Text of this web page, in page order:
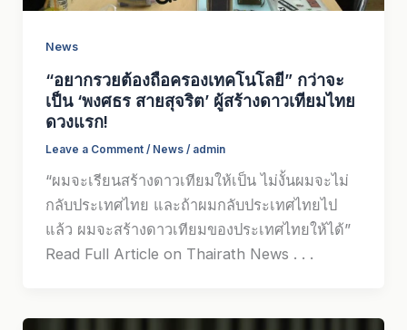
News
“อยากรวยต้องถือครองเทคโนโลยี” กว่าจะ
เป็น ‘พงศธร สายสุจริต’ ผู้สร้างดาวเทียมไทย
ดวงแรก!
Leave a Comment / News/ admin
“ผมจะเรียนสร้างดาวเทียมให้เป็น ไม่งั้นผมจะไม่
กลับประเทศไทย และถ้าผมกลับประเทศไทยไป
แล้ว ผมจะสร้างดาวเทียมของประเทศไทยให้ได้”
Read Full Article on Thairath News . . .